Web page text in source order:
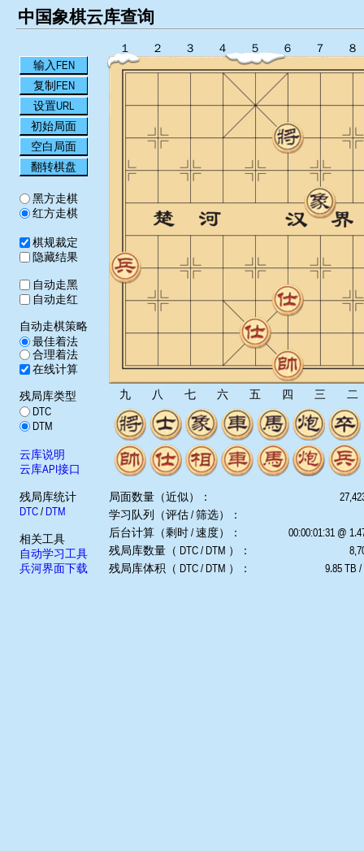
中国象棋云库查询
输入FEN
复制FEN
设置URL
初始局面
空白局面
翻转棋盘
黑方走棋
红方走棋
棋规裁定
隐藏结果
自动走黑
自动走红
自动走棋策略
最佳着法
合理着法
在线计算
残局库类型
DTC
DTM
云库说明
云库API接口
残局库统计
DTC/ DTM
相关工具
自动学习工具
兵河界面下载
１ ２ ３ ４ ５ ６ ７ ８
九 八 七 六 五 四 三 二
局面数量（近似）：
学习队列（评估 / 筛选）：
后台计算（剩时 / 速度）：
00:00:01:31 @
残局库数量（ DTC / DTM ）：
残局库体积（ DTC / DTM ）：
9.85 TB